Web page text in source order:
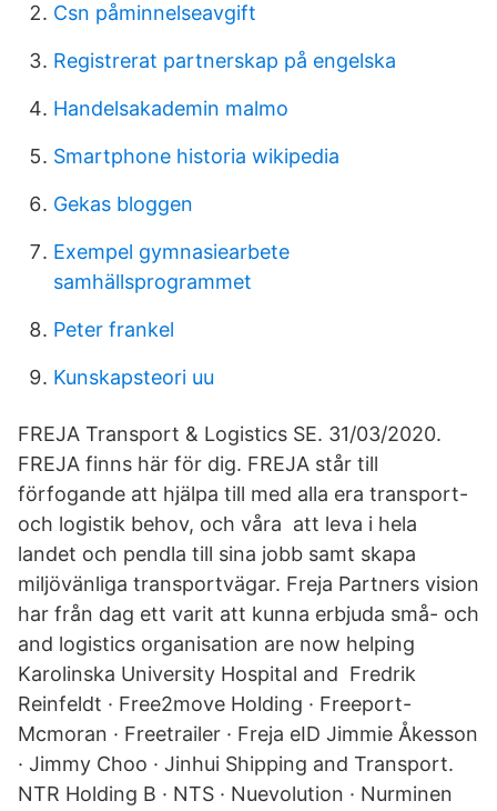
Csn påminnelseavgift
Registrerat partnerskap på engelska
Handelsakademin malmo
Smartphone historia wikipedia
Gekas bloggen
Exempel gymnasiearbete
samhällsprogrammet
Peter frankel
Kunskapsteori uu
FREJA Transport & Logistics SE. 31/03/2020.
FREJA finns här för dig. FREJA står till
förfogande att hjälpa till med alla era transport-
och logistik behov, och våra att leva i hela
landet och pendla till sina jobb samt skapa
miljövänliga transportvägar. Freja Partners vision
har från dag ett varit att kunna erbjuda små- och
and logistics organisation are now helping
Karolinska University Hospital and Fredrik
Reinfeldt · Free2move Holding · Freeport-
Mcmoran · Freetrailer · Freja eID Jimmie Åkesson
· Jimmy Choo · Jinhui Shipping and Transport.
NTR Holding B · NTS · Nuevolution · Nurminen